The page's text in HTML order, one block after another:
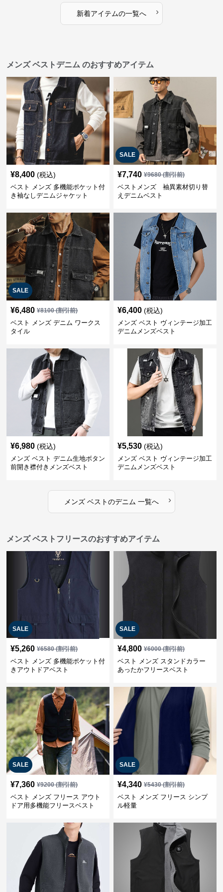
新着アイテムの一覧へ ›
メンズ ベストデニム のおすすめアイテム
¥8,400 (税込)
ベスト メンズ 多機能ポケット付
き袖なしデニムジャケット
SALE
¥7,740 ¥9680(割引前)
ベストメンズ 袖異素材切り替
えデニムベスト
SALE
¥6,480 ¥8100(割引前)
ベスト メンズ デニム ワークス
タイル
¥6,400 (税込)
メンズ ベスト ヴィンテージ加工
デニムメンズベスト
¥6,980 (税込)
メンズ ベスト デニム生地ボタン
前開き襟付きメンズベスト
¥5,530 (税込)
メンズ ベスト ヴィンテージ加工
デニムメンズベスト
メンズ ベストのデニム 一覧へ ›
メンズ ベストフリースのおすすめアイテム
SALE
¥5,260 ¥6580(割引前)
ベスト メンズ 多機能ポケット付
きアウトドアベスト
SALE
¥4,800 ¥6000(割引前)
ベスト メンズ スタンドカラー
あったかフリースベスト
SALE
¥7,360 ¥9200(割引前)
ベスト メンズ フリース アウト
ドア用多機能フリースベスト
SALE
¥4,340 ¥5430(割引前)
ベスト メンズ フリース シンプ
ル軽量